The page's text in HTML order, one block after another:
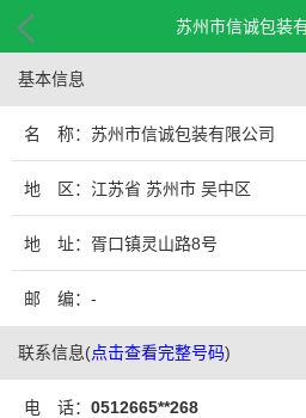
苏州市信诚包装
基本信息
名 称：苏州市信诚包装有限公司
地 区：江苏省 苏州市 吴中区
地 址：胥口镇灵山路8号
邮 编：-
联系信息(点击查看完整号码)
电 话： 0512665**268